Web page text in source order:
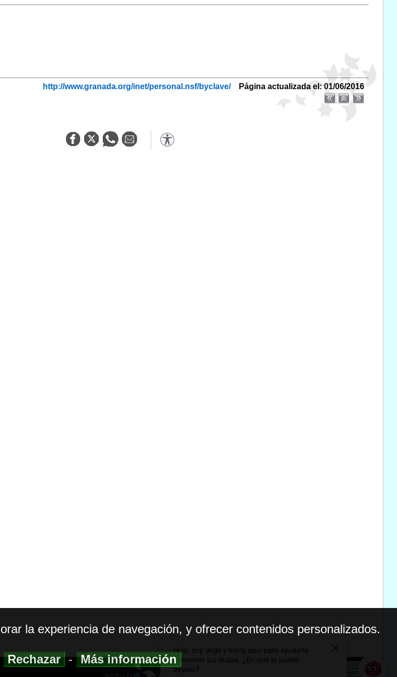
http://www.granada.org/inet/personal.nsf/byclave/Página actualizada el: 01/06/2016
MAPA WEB|ACCESIBILIDAD
AVISO LEGAL| POLITICA DE PRIVACIDAD
la experiencia de navegación, y ofrecer contenidos personalizados.
Rechazar-Más información